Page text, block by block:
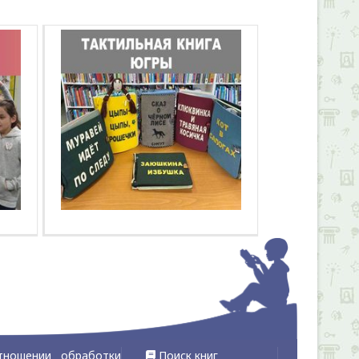
обработки
Поиск книг